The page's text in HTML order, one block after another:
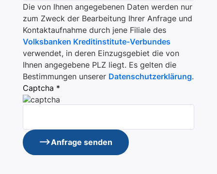
Die von Ihnen angegebenen Daten werden nur
zum Zweck der Bearbeitung Ihrer Anfrage und
Kontaktaufnahme durch jene Filiale des
Volksbanken Kreditinstitute-Verbundes
verwendet, in deren Einzugsgebiet die von
Ihnen angegebene PLZ liegt. Es gelten die
Bestimmungen unserer Datenschutzerklärung.
Captcha *
Anfrage senden